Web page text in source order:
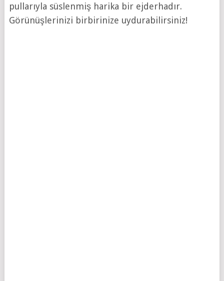
pullarıyla süslenmiş harika bir ejderhadır.
Görünüşlerinizi birbirinize uydurabilirsiniz!